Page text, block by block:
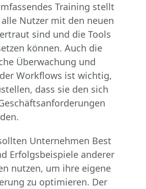
Training stellt
alle Nutzer mit den neuen
sind und die Tools
können. Auch die
Überwachung und
Workflows ist wichtig,
dass sie den sich
Unternehmen Best
Erfolgsbeispiele anderer
nutzen, um ihre eigene
zu optimieren. Der